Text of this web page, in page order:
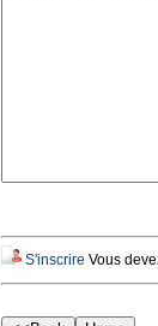
S'inscrire Vous